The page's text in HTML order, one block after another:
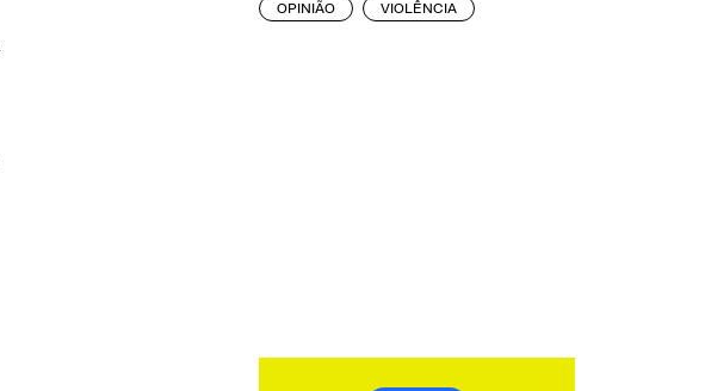
OPINIÃO VIOLÊNCIA